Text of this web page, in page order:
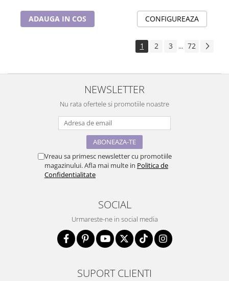
ADAUGA IN COS CONFIGUREAZA
1 2 3 ... 72
NEWSLETTER
Nu rata ofertele si promotiile noastre
Vreau sa primesc newsletter cu promotiile
magazinului. Afla mai multe in Politica de
Confidentialitate
SOCIAL
Urmareste-ne in social media
SUPORT CLIENTI